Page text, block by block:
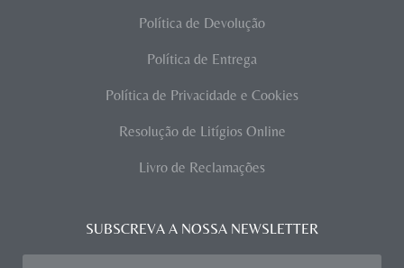
Política de Devolução
Política de Entrega
Política de Privacidade e Cookies
Resolução de Litígios Online
Livro de Reclamações
SUBSCREVA A NOSSA NEWSLETTER